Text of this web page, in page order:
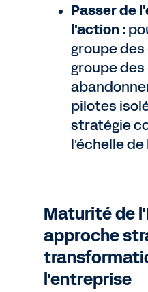
Passer de
l'action :
groupe des
groupe des
pilotes
stratégie
l'échelle
Maturité de
approche
l'entreprise